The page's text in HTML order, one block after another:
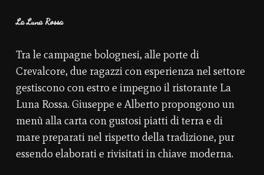
La Luna Rossa
Tra le campagne bolognesi, alle porte di
Crevalcore, due ragazzi con esperienza nel settore
gestiscono con estro e impegno il ristorante La
Luna Rossa. Giuseppe e Alberto propongono un
menù alla carta con gustosi piatti di terra e di
mare preparati nel rispetto della tradizione, pur
essendo elaborati e rivisitati in chiave moderna.